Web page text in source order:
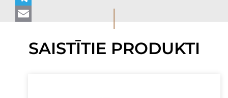
Telegram
I
SAISTĪTIE PRODUKTI